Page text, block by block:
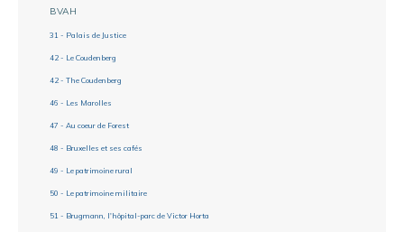
BVAH
31 - Palais de Justice
42 - Le Coudenberg
42 - The Coudenberg
46 - Les Marolles
47 - Au coeur de Forest
48 - Bruxelles et ses cafés
49 - Le patrimoine rural
50 - Le patrimoine militaire
51 - Brugmann, l'hôpital-parc de Victor Horta